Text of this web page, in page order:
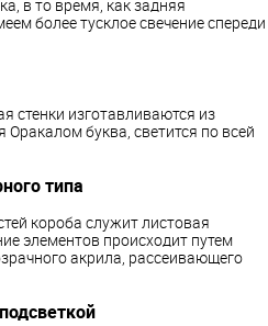
в то время, как задняя
более тусклое свечение спереди
стенки изготавливаются из
буква, светится по всей
типа
короба служит листовая
элементов происходит путем
акрила, рассеивающего